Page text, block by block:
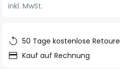
springen
inkl. MwSt.
50 Tage kostenlose Retoure
Kauf auf Rechnung